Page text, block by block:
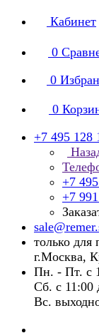
Кабинет
0
0
0
+7 495 128
+7
+7
только для
г.Москва,
Пн. - Пт. с
Сб. с 11:00
Вс.